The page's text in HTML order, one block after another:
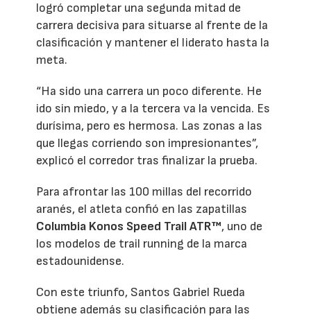
logró completar una segunda mitad de
carrera decisiva para situarse al frente de la
clasificación y mantener el liderato hasta la
meta.
“Ha sido una carrera un poco diferente. He
ido sin miedo, y a la tercera va la vencida. Es
durísima, pero es hermosa. Las zonas a las
que llegas corriendo son impresionantes”,
explicó el corredor tras finalizar la prueba.
Para afrontar las 100 millas del recorrido
aranés, el atleta confió en las zapatillas
Columbia Konos Speed Trail ATR™, uno de
los modelos de trail running de la marca
estadounidense.
Con este triunfo, Santos Gabriel Rueda
obtiene además su clasificación para las